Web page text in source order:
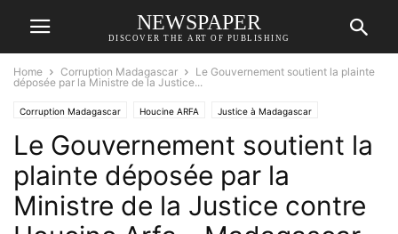
NEWSPAPER
DISCOVER THE ART OF PUBLISHING
Home Corruption Madagascar
Le Gouvernement soutient la plainte
déposée par la Ministre de la Justice...
Corruption Madagascar Houcine ARFA Justice à Madagascar
RANARISON Tsilavo
Le Gouvernement soutient la
plainte déposée par la
Ministre de la Justice contre